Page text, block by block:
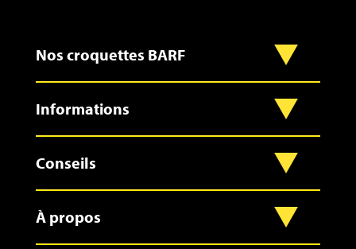
Nos croquettes BARF
Informations
Conseils
À propos